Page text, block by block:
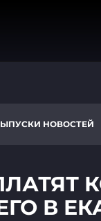
НОВОСТЕЙ
В